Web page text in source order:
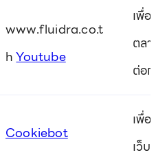
www.fluidra.co.t
hYoutube
เพื่อต
ตลาด
ต่อกา
Cookiebot
เพื่อรั
เว็บไซ